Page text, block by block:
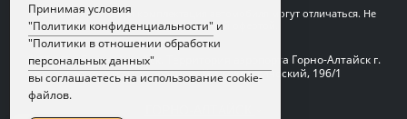
Цвет, внешний вид и комплектация автомобиля могут отличаться. Не
является публичной офертой.
Адрес:г. Горно-Алтайск, Территория аэропорта Горно-Алтайск г.
Горно-Алтайск, проспект Коммунистический, 196/1
Принимая условия
"Политики конфиденциальности" и
"Политики в отношении обработки
персональных данных"
вы соглашаетесь на использование cookie-
файлов.